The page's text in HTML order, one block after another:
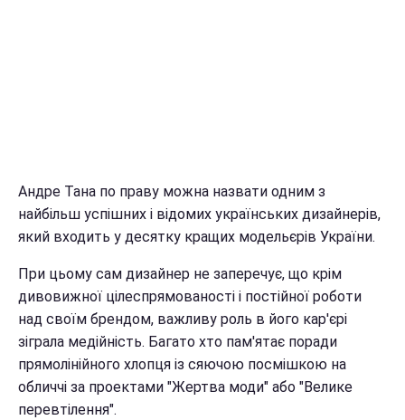
Андре Тана по праву можна назвати одним з
найбільш успішних і відомих українських дизайнерів,
який входить у десятку кращих модельєрів України.
При цьому сам дизайнер не заперечує, що крім
дивовижної цілеспрямованості і постійної роботи
над своїм брендом, важливу роль в його кар'єрі
зіграла медійність. Багато хто пам'ятає поради
прямолінійного хлопця із сяючою посмішкою на
обличчі за проектами "Жертва моди" або "Велике
перевтілення".